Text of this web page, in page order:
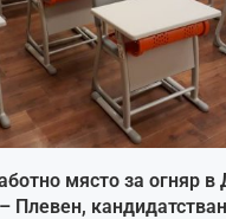
място за огняр в
Плевен,